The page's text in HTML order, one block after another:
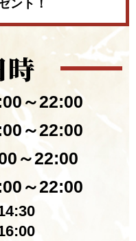
ント！
時
～22:00
～22:00
～22:00
～22:00